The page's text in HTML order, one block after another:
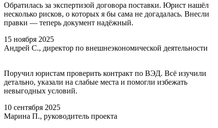
Обратилась за экспертизой договора поставки. Юрист нашёл
несколько рисков, о которых я бы сама не догадалась. Внесли
правки — теперь документ надёжный.
15 ноября 2025
Андрей С., директор по внешнеэкономической деятельности
Поручил юристам проверить контракт по ВЭД. Всё изучили
детально, указали на слабые места и помогли избежать
невыгодных условий.
10 сентября 2025
Марина П., руководитель проекта